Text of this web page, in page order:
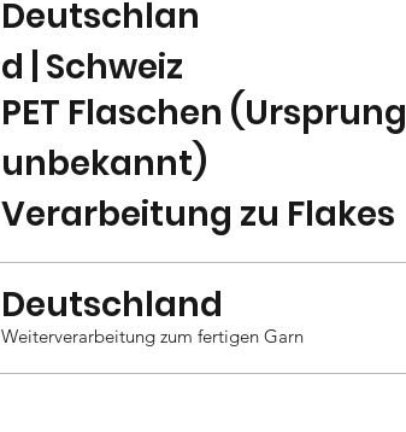
Deutschlan
d | Schweiz
PET Flaschen (Ursprung
unbekannt)
Verarbeitung zu Flakes
Deutschland
Weiterverarbeitung zum fertigen Garn